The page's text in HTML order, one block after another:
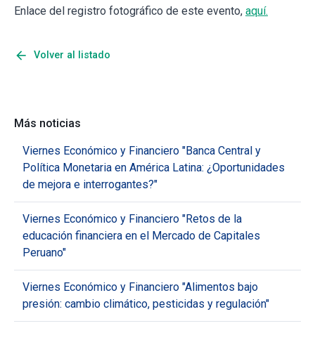
Enlace del registro fotográfico de este evento, aquí.
arrow_back Volver al listado
Más noticias
Viernes Económico y Financiero "Banca Central y
Política Monetaria en América Latina: ¿Oportunidades
de mejora e interrogantes?"
Viernes Económico y Financiero "Retos de la
educación financiera en el Mercado de Capitales
Peruano"
Viernes Económico y Financiero "Alimentos bajo
presión: cambio climático, pesticidas y regulación"